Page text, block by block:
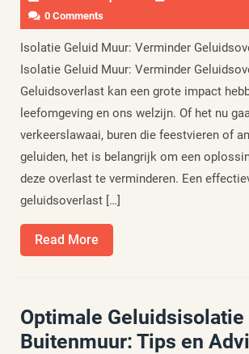
0 Comments
Isolatie Geluid Muur: Verminder
Isolatie Geluid Muur: Verminder
Geluidsoverlast kan een grote impact
leefomgeving en ons welzijn. Of het nu
verkeerslawaai, buren die feestvieren of
geluiden, het is belangrijk om een
deze overlast te verminderen. Een
geluidsoverlast […]
Read More
More
Optimale Geluidsisolatie
Buitenmuur: Tips en